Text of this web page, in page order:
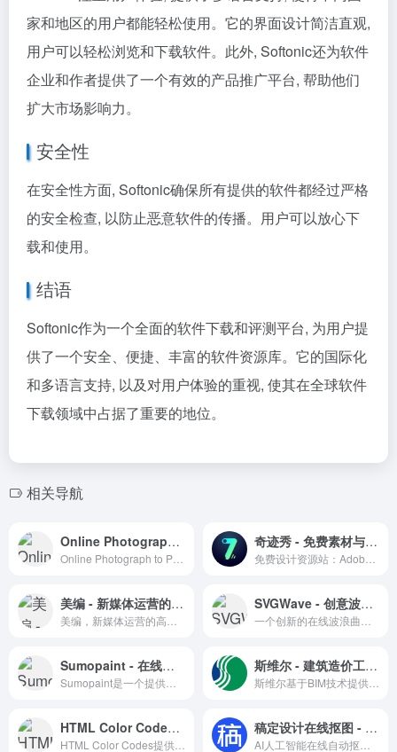
家和地区的用户都能轻松使用。它的界面设计简洁直观,
用户可以轻松浏览和下载软件。此外, Softonic还为软件
企业和作者提供了一个有效的产品推广平台, 帮助他们
扩大市场影响力。
安全性
在安全性方面, Softonic确保所有提供的软件都经过严格
的安全检查, 以防止恶意软件的传播。用户可以放心下
载和使用。
结语
Softonic作为一个全面的软件下载和评测平台, 为用户提
供了一个安全、便捷、丰富的软件资源库。它的国际化
和多语言支持, 以及对用户体验的重视, 使其在全球软件
下载领域中占据了重要的地位。
相关导航
Online Photograph to Pattern - 在线图片转线稿效果工具 奇迹秀 - 免费素材与设计工具箱
美编 - 新媒体运营的高效助手 SVGWave - 创意波浪曲线在线生成平台
Sumopaint - 在线图片美化编辑修图工具 斯维尔 - 建筑造价工程管理
HTML Color Codes - 配色选择与教程资源 稿定设计在线抠图 - 免费AI一键智能抠图工具